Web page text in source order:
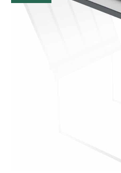
Canopia
Sierra